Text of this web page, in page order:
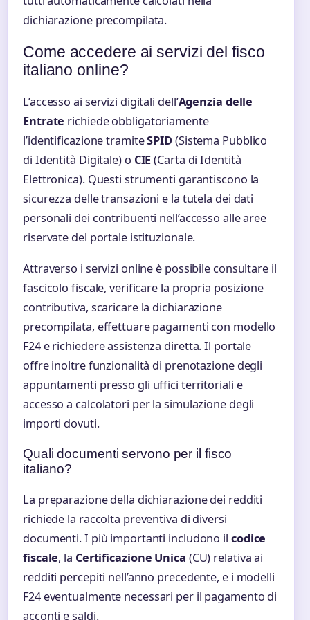
dichiarazione precompilata.
Come accedere ai servizi del fisco
italiano online?
L’accesso ai servizi digitali dell’Agenzia delle
Entrate richiede obbligatoriamente
l’identificazione tramiteSPID (Sistema Pubblico
di Identità Digitale) o CIE(Carta di Identità
Elettronica). Questi strumenti garantiscono la
sicurezza delle transazioni e la tutela dei dati
personali dei contribuenti nell’accesso alle aree
riservate del portale istituzionale.
Attraverso i servizi online è possibile consultare il
fascicolo fiscale, verificare la propria posizione
contributiva, scaricare la dichiarazione
precompilata, effettuare pagamenti con modello
F24 e richiedere assistenza diretta. Il portale
offre inoltre funzionalità di prenotazione degli
appuntamenti presso gli uffici territoriali e
accesso a calcolatori per la simulazione degli
importi dovuti.
Quali documenti servono per il fisco
italiano?
La preparazione della dichiarazione dei redditi
richiede la raccolta preventiva di diversi
documenti. I più importanti includono il codice
fiscale, la Certificazione Unica (CU) relativa ai
redditi percepiti nell’anno precedente, e i modelli
F24 eventualmente necessari per il pagamento di
acconti e saldi.